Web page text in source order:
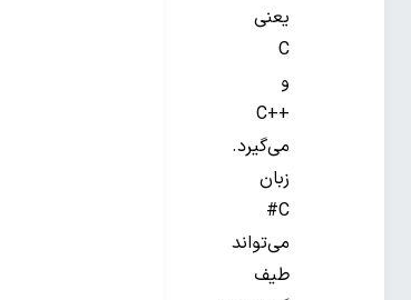
یعنی
C
و
++C
می‌گیرد.
زبان
C#
می‌تواند
طیف